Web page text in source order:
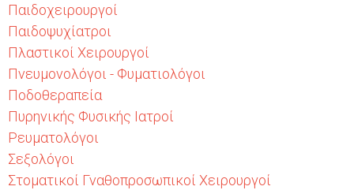
Παιδοχειρουργοί
Παιδοψυχίατροι
Πλαστικοί Χειρουργοί
Πνευμονολόγοι - Φυματιολόγοι
Ποδοθεραπεία
Πυρηνικής Φυσικής Ιατροί
Ρευματολόγοι
Σεξολόγοι
Στοματικοί Γναθοπροσωπικοί Χειρουργοί